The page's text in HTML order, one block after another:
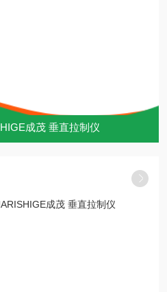
成茂 垂直拉制仪